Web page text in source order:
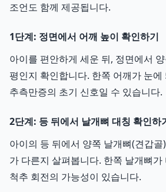
조언도 함께 제공됩니다.
1단계: 정면에서 어깨 높이 확인하기
아이를 편안하게 세운 뒤, 정면에서
평인지 확인합니다. 한쪽 어깨가 눈에
추측만증의 초기 신호일 수 있습니다.
2단계: 등 뒤에서 날개뼈 대칭 확인하
아이의 등 뒤에서 양쪽 날개뼈(견갑
가 다른지 살펴봅니다. 한쪽 날개뼈
척추 회전의 가능성이 있습니다.